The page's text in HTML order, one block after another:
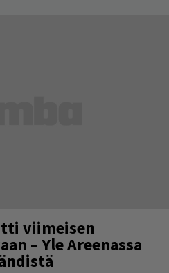
viimeisen
– Yle Areenassa